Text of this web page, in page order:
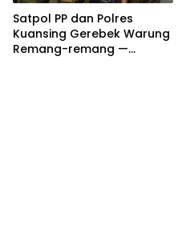
Satpol PP dan Polres
Kuansing Gerebek Warung
Remang-remang —